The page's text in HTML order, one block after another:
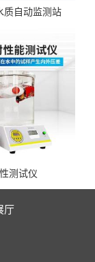
质自动监测站
测试仪
厅